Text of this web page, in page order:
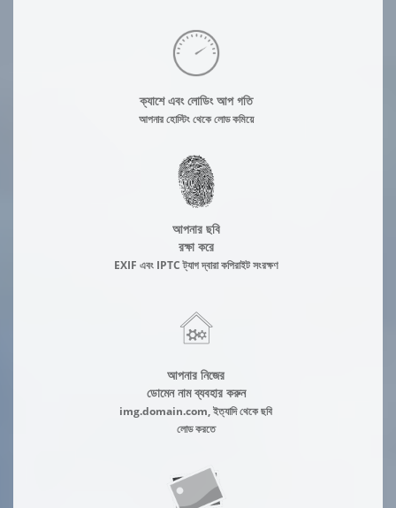
ক্যাশে এবং লোডিং আপ গতি
আপনার হোস্টিং থেকে লোড কমিয়ে
আপনার ছবি
রক্ষা করে
EXIF এবং IPTC ট্যাগ দ্বারা কপিরাইট সংরক্ষণ
আপনার নিজের
ডোমেন নাম ব্যবহার করুন
img.domain.com, ইত্যাদি থেকে ছবি
লোড করতে